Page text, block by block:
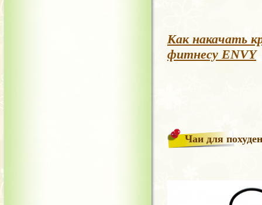
Как накачать
фитнесу ENVY
Чаи для